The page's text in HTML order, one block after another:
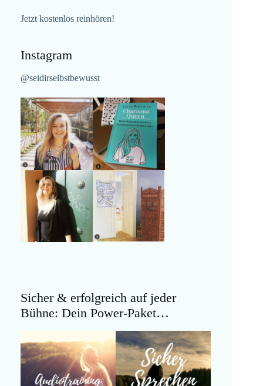
Jetzt kostenlos reinhören!
Instagram
@seidirselbstbewusst
Sicher & erfolgreich auf jeder
Bühne: Dein Power-Paket…